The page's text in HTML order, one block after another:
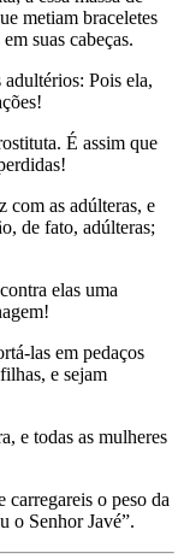
metiam braceletes
suas cabeças.
adultérios: Pois ela,
É assim que
com as adúlteras, e
de fato, adúlteras;
elas uma
las em pedaços
e sejam
e todas as mulheres
carregareis o peso da
o Senhor Javé”.